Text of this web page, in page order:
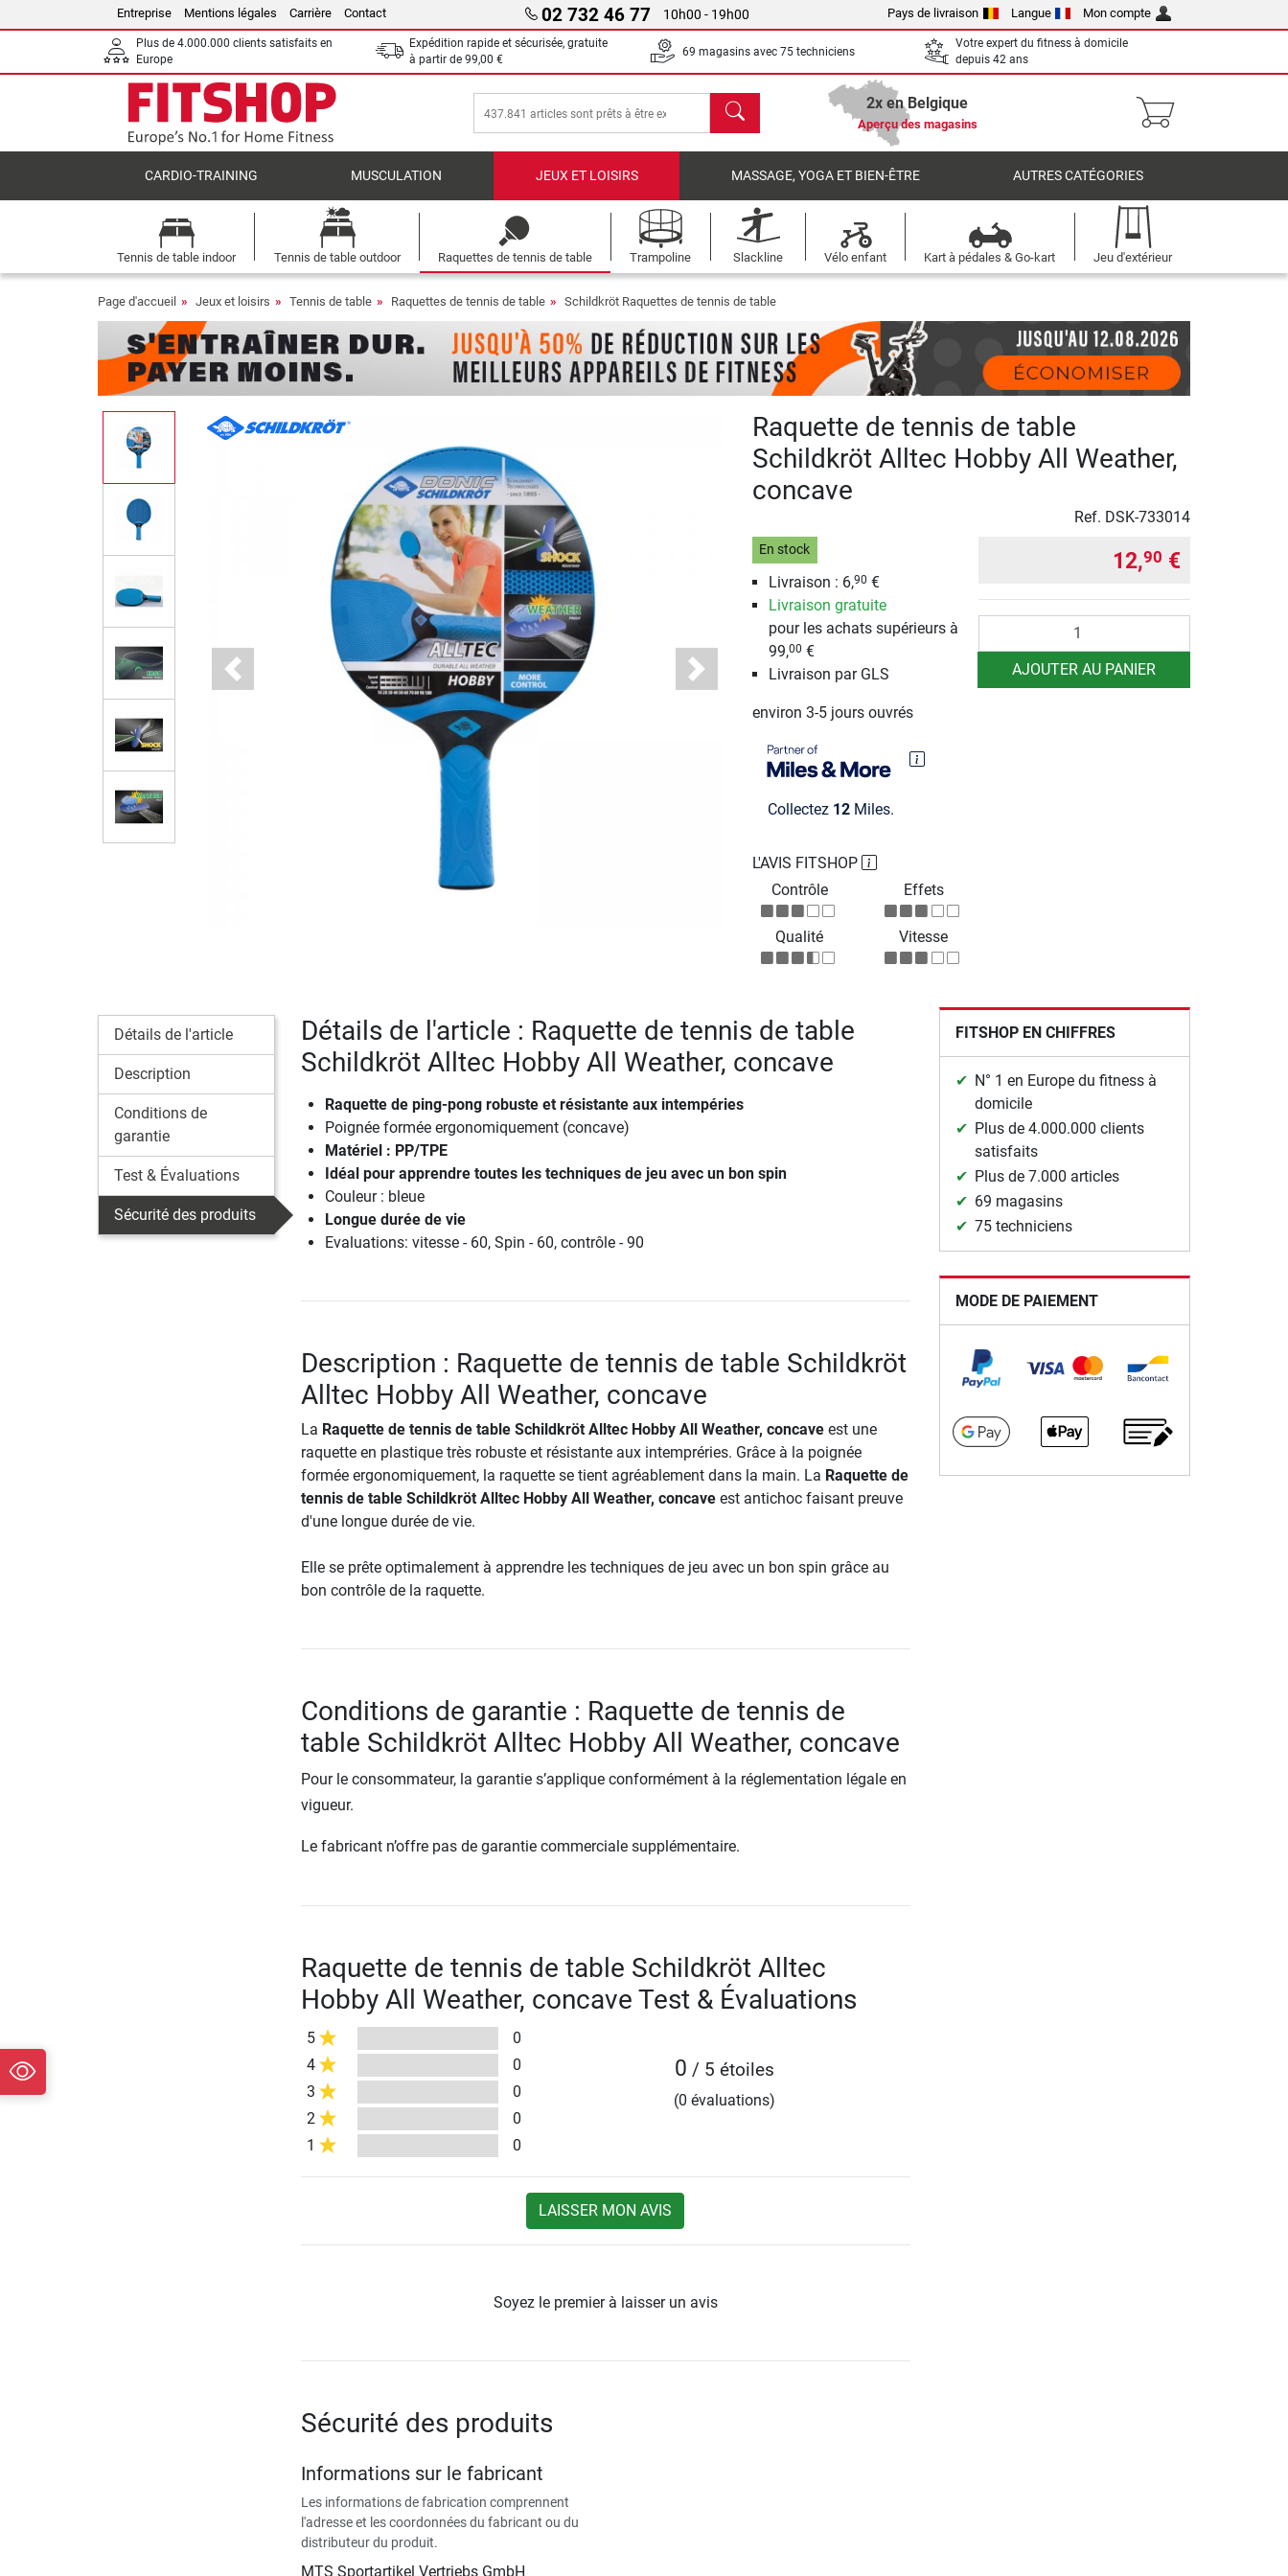
Entreprise Mentions légales Carrière Contact 02 732 46 77 10h00 - 19h00 Pays de livraison Langue Mon compte
Plus de 4.000.000 clients satisfaits en
Europe
Expédition rapide et sécurisée, gratuite
à partir de 99,00 €
69 magasins avec 75 techniciens
Votre expert du fitness à domicile
depuis 42 ans
chercher 2x en Belgique
Aperçu des magasins
CARDIO-TRAINING MUSCULATION JEUX ET LOISIRS MASSAGE, YOGA ET BIEN-ÊTRE AUTRES CATÉGORIES
Tennis de table indoor Tennis de table outdoor Raquettes de tennis de table Trampoline Slackline Vélo enfant Kart à pédales & Go-kart Jeu d'extérieur
Page d'accueil Jeux et loisirs Tennis de table Raquettes de tennis de table Schildkröt Raquettes de tennis de table
Previous Next
Raquette de tennis de table
Schildkröt Alltec Hobby All Weather,
concave
Ref. DSK-733014
En stock
Livraison : 6,90 €
Livraison gratuite
pour les achats supérieurs à
99,00 €
Livraison par GLS
environ 3-5 jours ouvrés
Collectez 12Miles.
12,90 €
AJOUTER AU PANIER
L'AVIS FITSHOP
Contrôle
Effets
Qualité Vitesse
Détails de l'article
Description
Conditions de
garantie
Test & Évaluations
Sécurité des produits
Détails de l'article : Raquette de tennis de table
Schildkröt Alltec Hobby All Weather, concave
Raquette de ping-pong robuste et résistante aux intempéries
Poignée formée ergonomiquement (concave)
Matériel : PP/TPE
Idéal pour apprendre toutes les techniques de jeu avec un bon spin
Couleur : bleue
Longue durée de vie
Evaluations: vitesse - 60, Spin - 60, contrôle - 90
Description : Raquette de tennis de table Schildkröt
Alltec Hobby All Weather, concave
La Raquette de tennis de table Schildkröt Alltec Hobby All Weather, concaveest une
raquette en plastique très robuste et résistante aux intempréries. Grâce à la poignée
formée ergonomiquement, la raquette se tient agréablement dans la main. La Raquette de
tennis de table Schildkröt Alltec Hobby All Weather, concaveest antichoc faisant preuve
d'une longue durée de vie.
Elle se prête optimalement à apprendre les techniques de jeu avec un bon spin grâce au
bon contrôle de la raquette.
Conditions de garantie : Raquette de tennis de
table Schildkröt Alltec Hobby All Weather, concave
Pour le consommateur, la garantie s’applique conformément à la réglementation légale en
vigueur.
Le fabricant n’offre pas de garantie commerciale supplémentaire.
Raquette de tennis de table Schildkröt Alltec
Hobby All Weather, concave Test & Évaluations
5
0
4
0
3
0
2
0
1
0
0 / 5 étoiles
(0 évaluations)
LAISSER MON AVIS
Soyez le premier à laisser un avis
Sécurité des produits
Informations sur le fabricant
Les informations de fabrication comprennent
l'adresse et les coordonnées du fabricant ou du
distributeur du produit.
MTS Sportartikel Vertriebs GmbH
FITSHOP EN CHIFFRES
N° 1 en Europe du fitness à
domicile
Plus de 4.000.000 clients
satisfaits
Plus de 7.000 articles
69 magasins
75 techniciens
MODE DE PAIEMENT